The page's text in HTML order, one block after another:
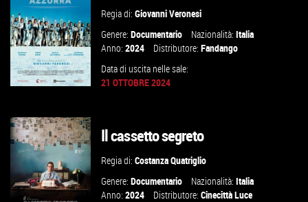
GUARDA IL TRAILER
VAI ALLA SCHEDA
Regia di:Giovanni Veronesi
Genere:Documentario Nazionalità:Italia
Anno:2024 Distributore:Fandango
Data di uscita nelle sale:
21 OTTOBRE 2024
Il cassetto segreto
Regia di:Costanza Quatriglio
Genere:Documentario Nazionalità:Italia
Anno:2024 Distributore:Cinecittà Luce